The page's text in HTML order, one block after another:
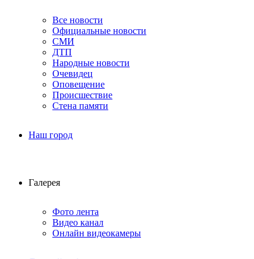
Все новости
Официальные новости
СМИ
ДТП
Народные новости
Очевидец
Оповещение
Происшествие
Стена памяти
Наш город
Галерея
Фото лента
Видео канал
Онлайн видеокамеры